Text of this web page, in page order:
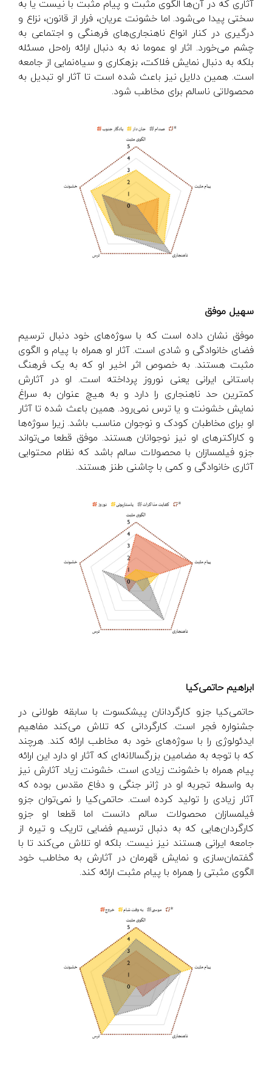
آثاری که در آن‌ها الگوی مثبت و پیام مثبت با نیست یا به
سختی پیدا می‌شود. اما خشونت عریان، فرار از قانون، نزاع و
درگیری در کنار انواع ناهنجاری‌های فرهنگی و اجتماعی به
چشم می‌خورد. اثار او عموما نه به دنبال ارائه راه‌حل مسئله
بلکه به دنبال نمایش فلاکت، بزهکاری و سیاه‌نمایی از جامعه
است. همین دلایل نیز باعث شده است تا آثار او تبدیل به
محصولاتی ناسالم برای مخاطب شود.
سهیل موفق
موفق نشان داده است که با سوژه‌های خود دنبال ترسیم
فضای خانوادگی و شادی است. آثار او همراه با پیام و الگوی
مثبت هستند. به خصوص اثر اخیر او که به یک فرهنگ
باستانی ایرانی یعنی نوروز پرداخته است. او در آثارش
کمترین حد ناهنجاری را دارد و به هیچ عنوان به سراغ
نمایش خشونت و یا ترس نمی‌رود. همین باعث شده تا آثار
او برای مخاطبان کودک و نوجوان مناسب باشد. زیرا سوژه‌ها
و کاراکترهای او نیز نوجوانان هستند. موفق قطعا می‌تواند
جزو فیلمسازان با محصولات سالم باشد که نظام محتوایی
آثاری خانوادگی و کمی با چاشنی طنز هستند.
ابراهیم حاتمی‌کیا
حاتمی‌کیا جزو کارگردانان پیشکسوت با سابقه طولانی در
جشنواره فجر است. کارگردانی که تلاش می‌کند مفاهیم
ایدئولوژی را با سوژه‌های خود به مخاطب ارائه کند. هرچند
که با توجه به مضامین بزرگسالانه‌ای که آثار او دارد این ارائه
پیام همراه با خشونت زیادی است. خشونت زیاد آثارش نیز
به واسطه تجربه او در ژانر جنگی و دفاع مقدس بوده که
آثار زیادی را تولید کرده است. حاتمی‌کیا را نمی‌توان جزو
فیلمسازان محصولات سالم دانست اما قطعا او جزو
کارگردان‌هایی که به دنبال ترسیم فضایی تاریک و تیره از
جامعه ایرانی هستند نیز نیست. بلکه او تلاش می‌کند تا با
گفتمان‌سازی و نمایش قهرمان در آثارش به مخاطب خود
الگوی مثبتی را همراه با پیام مثبت ارائه کند.